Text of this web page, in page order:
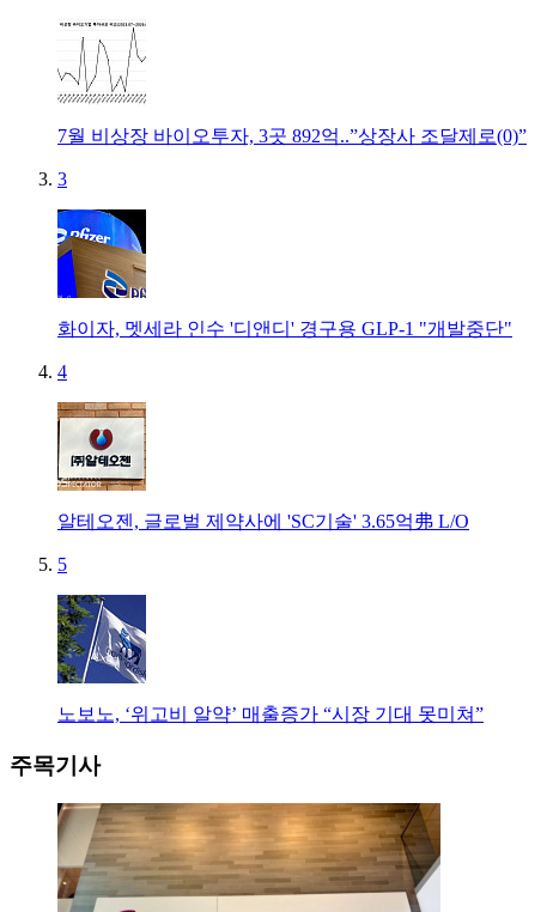
7월 비상장 바이오투자, 3곳 892억..”상장사 조달제로(0)”
3
화이자, 멧세라 인수 '디앤디' 경구용 GLP-1 "개발중단"
4
알테오젠, 글로벌 제약사에 'SC기술' 3.65억弗 L/O
5
노보노, ‘위고비 알약’ 매출증가 “시장 기대 못미쳐”
주목기사